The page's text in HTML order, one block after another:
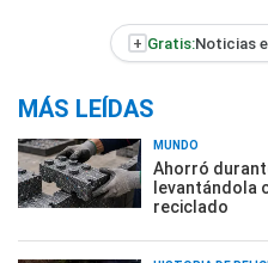
+ Gratis:Noticias
MÁS LEÍDAS
MUNDO
Ahorró
levantándola
reciclado